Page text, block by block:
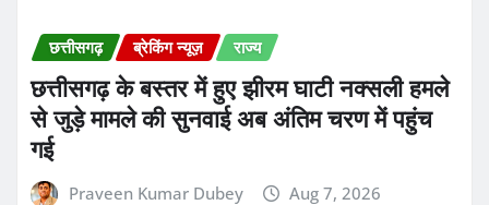
छत्तीसगढ़ ब्रेकिंग न्यूज़ राज्य
छत्तीसगढ़ के बस्तर में हुए झीरम घाटी नक्सली हमले
से जुड़े मामले की सुनवाई अब अंतिम चरण में पहुंच
गई
Praveen Kumar Dubey Aug 7, 2026